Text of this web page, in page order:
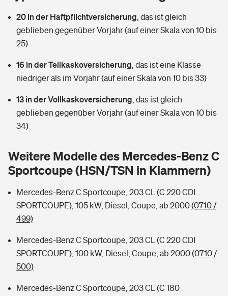
Wer versichert was: Jetzt Versicherer finden
Sie haben Fragen?
Mietkautionsversicherung
Restkreditversicherung
Zur Übersicht
Tools
Wer versichert was: Jetzt Versicherer finden
Sie haben Fragen?
Reiseversicherung
Handyversicherung
Musikinstrumentenversicherung
Zur Übersicht
Kinderunfall-Check: Mehr Sicherheit für deine Kids
Typklassen: So ist Ihr Auto eingestuft
Zur Übersicht
Sie haben Fragen?
20 in der Haftpflichtversicherung das ist gleich
geblieben gegenüber Vorjahr (auf einer Skala von 10 bis
25)
16 in der Teilkaskoversicherung das ist eine Klasse
niedriger als im Vorjahr (auf einer Skala von 10 bis 33)
13 in der Vollkaskoversicherung das ist gleich
geblieben gegenüber Vorjahr (auf einer Skala von 10 bis
34)
Weitere Modelle des Mercedes-Benz C
Sportcoupe (HSN/TSN in Klammern)
Mercedes-Benz C Sportcoupe, 203 CL (C 220 CDI
SPORTCOUPE), 105 kW, Diesel, Coupe, ab 2000(0710 /
499)
Mercedes-Benz C Sportcoupe, 203 CL (C 220 CDI
SPORTCOUPE), 100 kW, Diesel, Coupe, ab 2000(0710 /
500)
Mercedes-Benz C Sportcoupe, 203 CL (C 180